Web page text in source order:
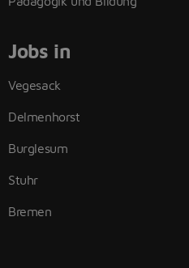
Jobs in
Vegesack
Delmenhorst
Burglesum
Stuhr
Bremen